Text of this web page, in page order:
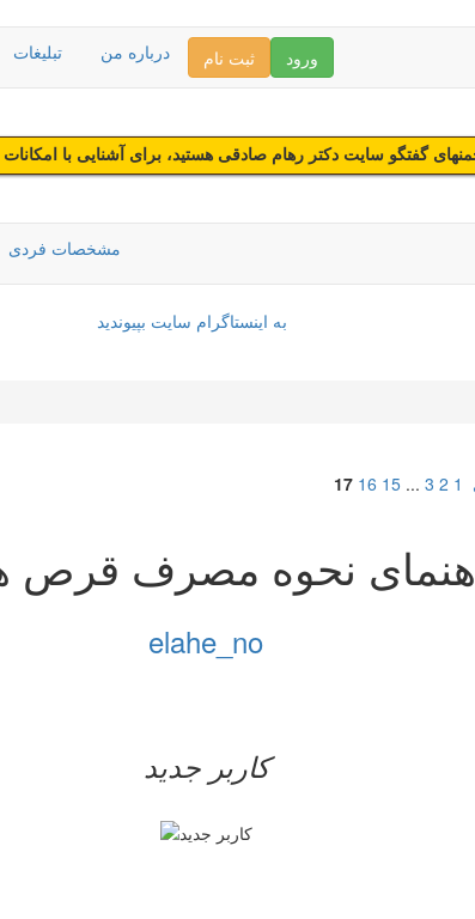
تبلیغات درباره من ثبت نام ورود
گفتگو سایت دکتر رهام صادقی هستید، برای آشنایی با
مشخصات فردی
1
2
3
...
15
16
17
نحوه مصرف قرص
elahe_no
کاربر جدید